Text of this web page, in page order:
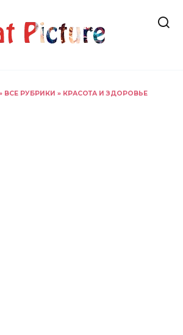
ВСЕ РУБРИКИ » КРАСОТА И ЗДОРОВЬЕ